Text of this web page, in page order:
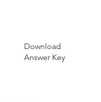
Download
Answer Key